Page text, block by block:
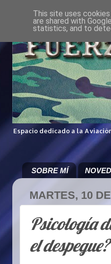
Espacio dedicado a la
SOBRE MÍ
MARTES, 10
Psicología
el despegue?
This site uses
are shared with
statistics, and to